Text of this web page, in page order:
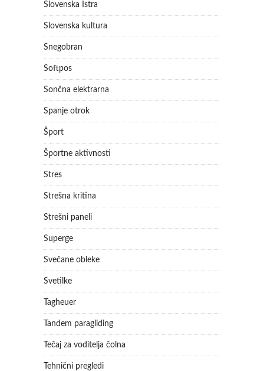
Slovenska Istra
Slovenska kultura
Snegobran
Softpos
Sončna elektrarna
Spanje otrok
Šport
Športne aktivnosti
Stres
Strešna kritina
Strešni paneli
Superge
Svečane obleke
Svetilke
Tagheuer
Tandem paragliding
Tečaj za voditelja čolna
Tehnični pregledi